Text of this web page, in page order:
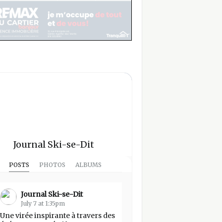
Journal Ski-se-Dit
POSTS PHOTOS ALBUMS
Journal Ski-se-Dit
July 7 at 1:35pm
Une virée inspirante à travers des